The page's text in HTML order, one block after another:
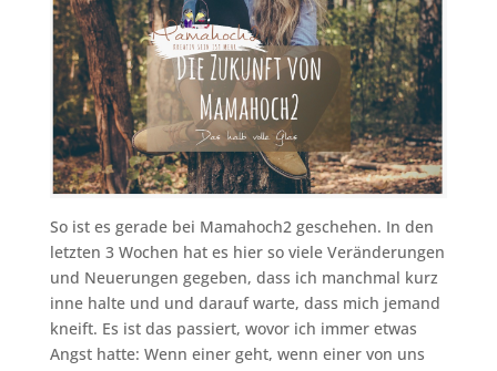
So ist es gerade bei Mamahoch2 geschehen. In den
letzten 3 Wochen hat es hier so viele Veränderungen
und Neuerungen gegeben, dass ich manchmal kurz
inne halte und und darauf warte, dass mich jemand
kneift. Es ist das passiert, wovor ich immer etwas
Angst hatte: Wenn einer geht, wenn einer von uns